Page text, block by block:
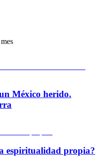
México herido.
espiritualidad propia?